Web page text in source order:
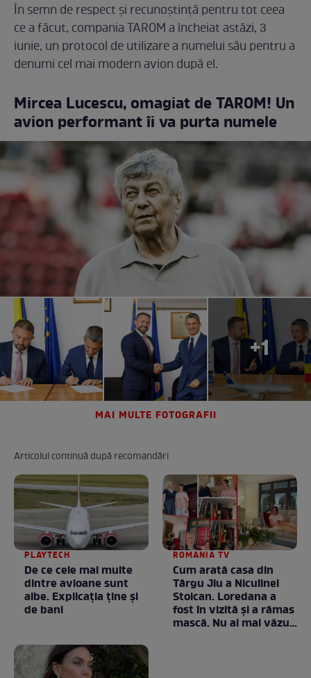
În semn de respect și recunoștință pentru tot ceea
ce a făcut, compania TAROM a încheiat astăzi, 3
iunie, un protocol de utilizare a numelui său pentru a
denumi cel mai modern avion după el.
Mircea Lucescu, omagiat de TAROM! Un
avion performant îi va purta numele
+1
MAI MULTE FOTOGRAFII
Articolul continuă după recomandări
PLAYTECH
De ce cele mai multe
dintre avioane sunt
albe. Explicația ține și
de bani
ROMANIA TV
Cum arată casa din
Târgu Jiu a Niculinei
Stoican. Loredana a
fost în vizită și a rămas
mască. Nu ai mai văzut